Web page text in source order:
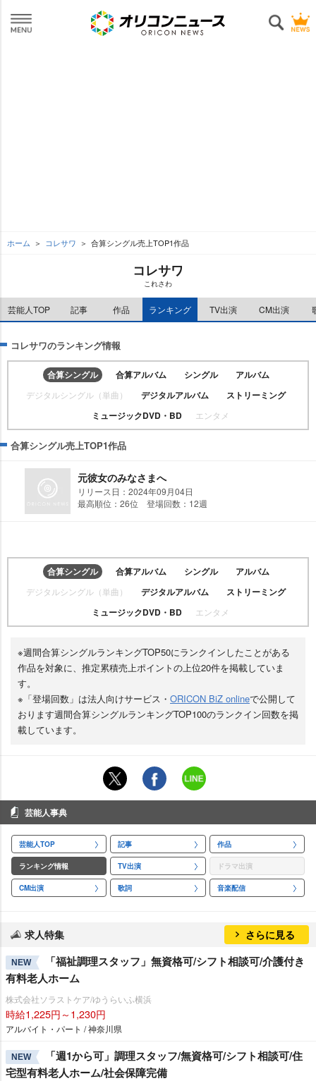
ホーム コレサワ 合算シングル売上TOP1作品
コレサワ
これさわ
芸能人TOP 記事 作品 ランキング TV出演 CM出演
コレサワのランキング情報
合算シングル 合算アルバム シングル アルバム
デジタルシングル（単曲） デジタルアルバム
ストリーミング
ミュージックDVD・BD
エンタメ
合算シングル売上TOP1作品
元彼女のみなさまへ
リリース日：2024年09月04日
最高順位：26位 登場回数：12週
合算シングル 合算アルバム シングル アルバム
デジタルシングル（単曲） デジタルアルバム
ストリーミング
ミュージックDVD・BD
エンタメ
※週間合算シングルランキングTOP50にランクインしたことがある
作品を対象に、推定累積売上ポイントの上位20件を掲載していま
す。
※「登場回数」は法人向けサービス・ ORICON BiZ onlineで公開して
おります週間合算シングルランキングTOP100のランクイン回数を掲
載しています。
芸能人事典
芸能人TOP 記事 作品
ランキング情報 TV出演 ドラマ出演
CM出演 歌詞 音楽配信
求人特集 さらに見る
NEW
「福祉調理スタッフ」無資格可/シフト相談可/介護付き
有料老人ホーム
株式会社ソラストケア/ゆうらいふ横浜
時給1,225円～1,230円
アルバイト・パート / 神奈川県
NEW
「週1から可」調理スタッフ/無資格可/シフト相談可/住
宅型有料老人ホーム/社会保障完備